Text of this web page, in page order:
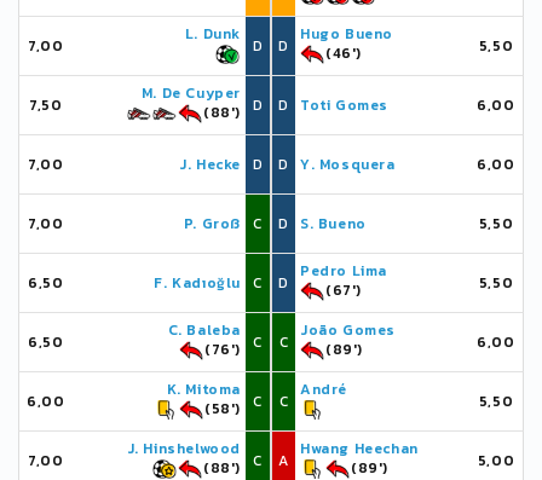
7,00
L. Dunk
D
7,50
M. De Cuyper
(88')
D
7,00 J. Hecke D
7,00 P. Groß C
6,50 F. Kadıoğlu C
6,50
C. Baleba
(76')
C
6,00
K. Mitoma
(58')
C
7,00
J. Hinshelwood
(88')
C
D
Hugo Bueno
(46')
5,50
D Toti Gomes 6,00
D Y. Mosquera 6,00
D S. Bueno 5,50
D
Pedro Lima
(67')
5,50
C
João Gomes
(89')
6,00
C
André
5,50
A
Hwang Heechan
(89')
5,00